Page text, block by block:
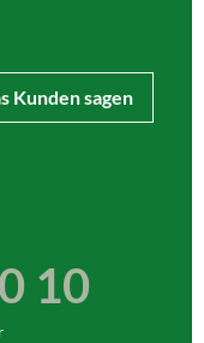
Kunden sagen
10